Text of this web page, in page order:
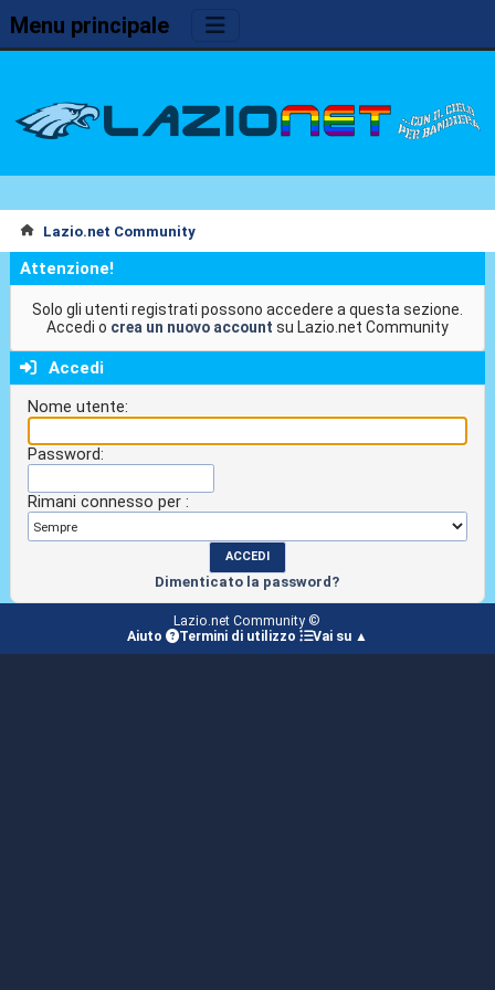
Menu principale
Lazio.net Community
Attenzione!
Solo gli utenti registrati possono accedere a questa sezione.
Accedi o crea un nuovo account su Lazio.net Community
Accedi
Nome utente:
Password:
Rimani connesso per :
Dimenticato la password?
Lazio.net Community ©
Aiuto
Termini di utilizzo Vai su ▲